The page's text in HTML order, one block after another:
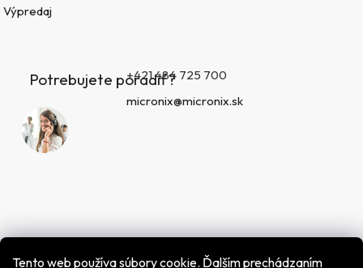
Tento web používa súbory cookie. Ďalším prechádzaním
Výpredaj
Potrebujete poradiť?+421 484 725 700
micronix@micronix.sk